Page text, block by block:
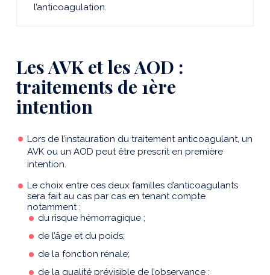
l’anticoagulation.
Les AVK et les AOD :
traitements de 1ère
intention
Lors de l’instauration du traitement anticoagulant, un
AVK ou un AOD peut être prescrit en première
intention.
Le choix entre ces deux familles d’anticoagulants
sera fait au cas par cas en tenant compte
notamment :
du risque hémorragique ;
de l’âge et du poids;
de la fonction rénale;
de la qualité prévisible de l’observance ;